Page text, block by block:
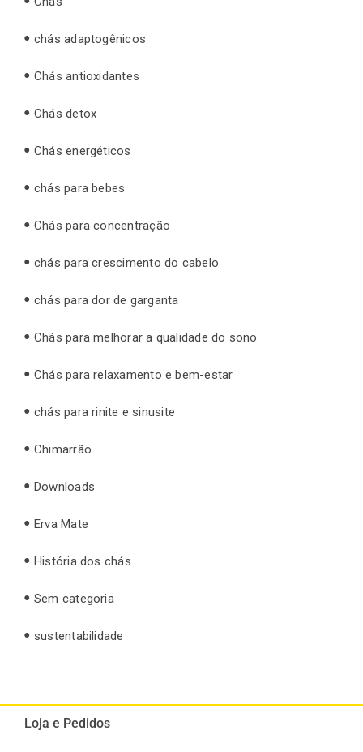
chás adaptogênicos
Chás antioxidantes
Chás detox
Chás energéticos
chás para bebes
Chás para concentração
chás para crescimento do cabelo
chás para dor de garganta
Chás para melhorar a qualidade do sono
Chás para relaxamento e bem-estar
chás para rinite e sinusite
Chimarrão
Downloads
Erva Mate
História dos chás
Sem categoria
sustentabilidade
Loja e Pedidos